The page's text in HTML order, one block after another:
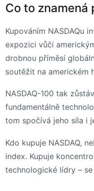
Co to znamená
Kupováním NASDAQu
expozici vůči
drobnou příměsí
soutěžit na americkém
NASDAQ-100 tak
fundamentálně
tom spočívá jeho síla i
Kdo kupuje NASDAQ,
index. Kupuje
technologické lídry –